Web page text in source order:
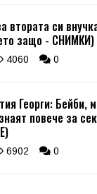
втората си
защо - СНИМКИ)
4060 0
Георги: Бейби,
повече за
6902 0